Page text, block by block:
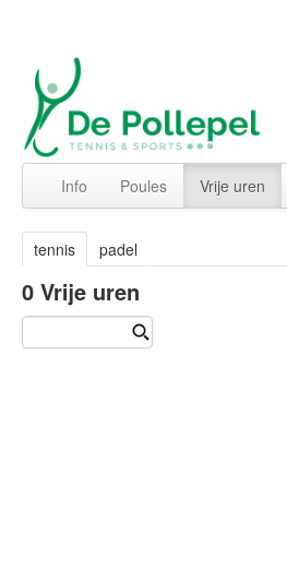
Info Poules Vrije uren
tennis padel
0 Vrije uren